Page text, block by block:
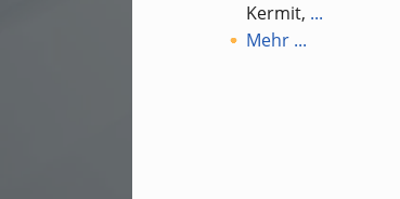
Kermit, ...
Mehr ...